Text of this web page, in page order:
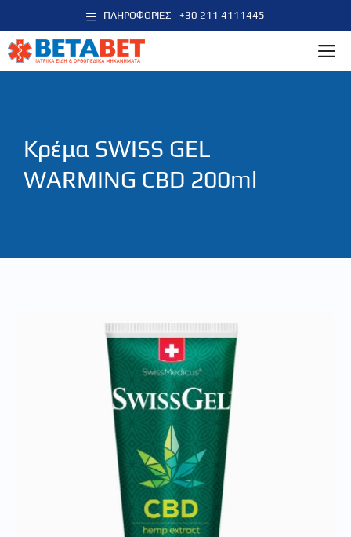
σε
περιεχόμενο
+30 211 4111445
ΠΛΗΡΟΦΟΡΙΕΣ
Κρέμα SWISS GEL
WARMING CBD 200ml